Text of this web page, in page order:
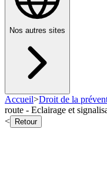
Nos autres sites
Accueil>Droit de la
route - Eclairage et
<
Retour